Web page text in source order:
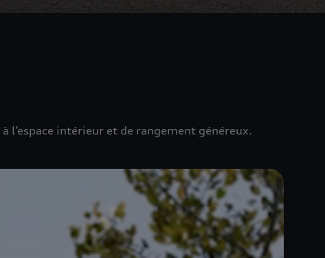
à l’espace intérieur et de rangement généreux.